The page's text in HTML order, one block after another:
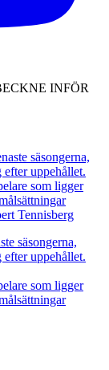
INFÖR
säsongerna,
uppehållet.
som ligger